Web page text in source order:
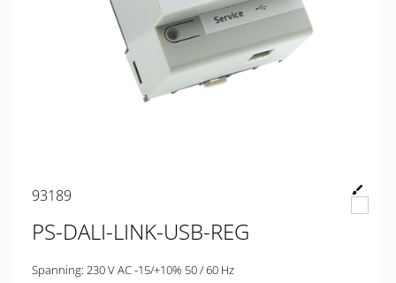
93189
PS-DALI-LINK-USB-REG
Spanning: 230 V AC -15/+10% 50 / 60 Hz